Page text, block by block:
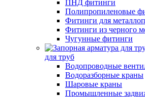
ПНД фитинги
Полипропиленовые
Фитинги для
Фитинги из черного
Чугунные фитинги
для труб
Водопроводные
Водоразборные краны
Шаровые краны
Промышленные